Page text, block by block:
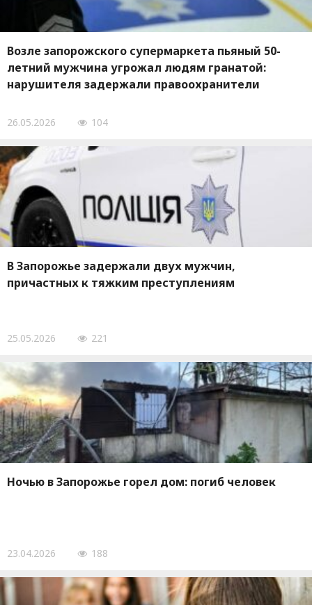
Возле запорожского супермаркета пьяный 50-
летний мужчина угрожал людям гранатой:
нарушителя задержали правоохранители
26.05.2026 104
В Запорожье задержали двух мужчин,
причастных к тяжким преступлениям
25.05.2026 221
Ночью в Запорожье горел дом: погиб человек
23.04.2026 188